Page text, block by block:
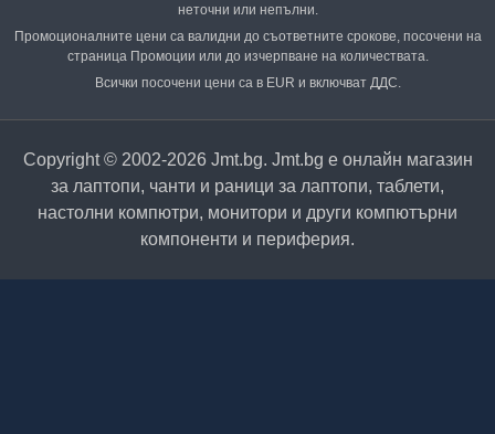
неточни или непълни.
Промоционалните цени са валидни до съответните срокове, посочени на
страница Промоции или до изчерпване на количествата.
Всички посочени цени са в EUR и включват ДДС.
Copyright © 2002-2026 Jmt.bg. Jmt.bg е онлайн магазин
за лаптопи, чанти и раници за лаптопи, таблети,
настолни компютри, монитори и други компютърни
компоненти и периферия.